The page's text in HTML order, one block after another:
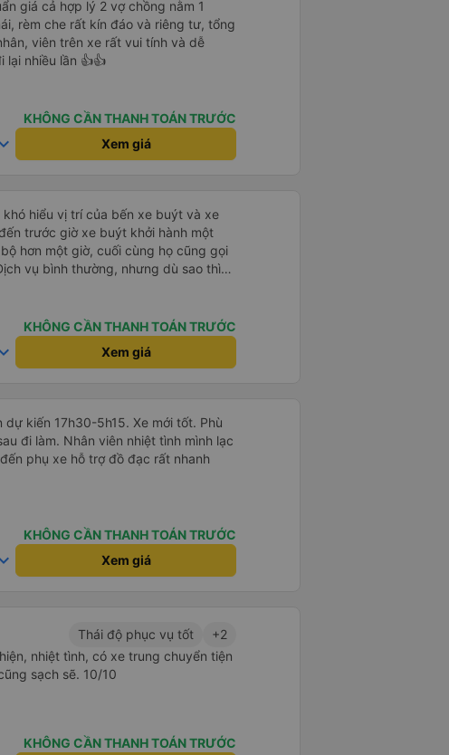
giá cả hợp lý 2 vợ chồng nằm 1
rèm che rất kín đáo và riêng tư, tổng
viên trên xe rất vui tính và dễ
nhiều lần 👍👍
KHÔNG CẦN THANH TOÁN TRƯỚC
Xem giá
hiểu vị trí của bến xe buýt và xe
trước giờ xe buýt khởi hành một
hơn một giờ, cuối cùng họ cũng gọi
vụ bình thường, nhưng dù sao thì
sạn vì tôi rất thoải mái. Sẽ tuyệt
ơn bạn rất nhiều.
KHÔNG CẦN THANH TOÁN TRƯỚC
Xem giá
dự kiến 17h30-5h15. Xe mới tốt. Phù
đi làm. Nhân viên nhiệt tình mình lạc
phụ xe hỗ trợ đồ đạc rất nhanh
KHÔNG CẦN THANH TOÁN TRƯỚC
Xem giá
Thái độ phục vụ tốt
+2
nhiệt tình, có xe trung chuyển tiện
sạch sẽ. 10/10
KHÔNG CẦN THANH TOÁN TRƯỚC